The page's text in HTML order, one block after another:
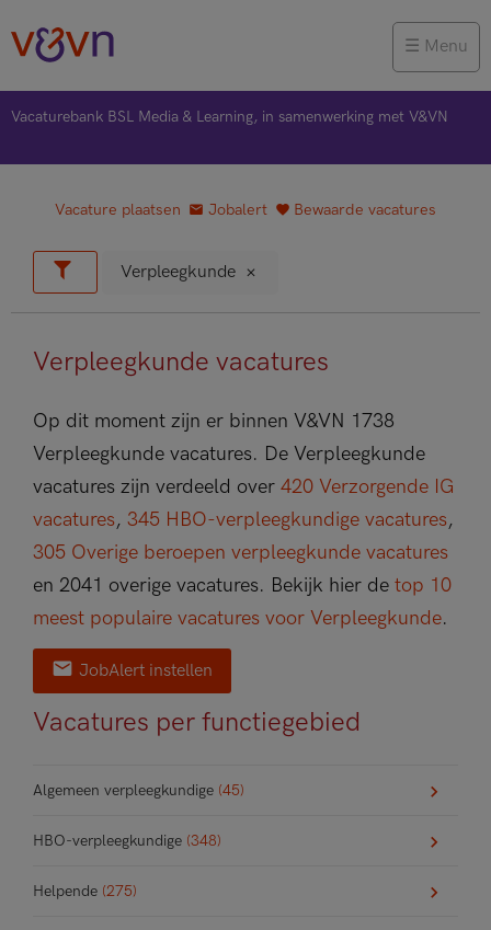
Menu
Vacaturebank BSL Media & Learning, in samenwerking met V&VN
Vacature plaatsen Jobalert Bewaarde vacatures
Verpleegkunde
Verpleegkunde vacatures
Op dit moment zijn er binnen V&VN 1738
Verpleegkunde vacatures. De Verpleegkunde
vacatures zijn verdeeld over 420 Verzorgende IG
vacatures, 345 HBO-verpleegkundige vacatures,
305 Overige beroepen verpleegkunde vacatures
en 2041 overige vacatures. Bekijk hier de top 10
meest populaire vacatures voor Verpleegkunde.
JobAlert instellen
Vacatures per functiegebied
Algemeen verpleegkundige (45)
HBO-verpleegkundige (348)
Helpende (275)